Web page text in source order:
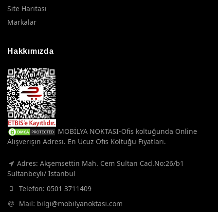
Site Haritası
Markalar
Hakkımızda
MOBİLYA NOKTASI-Ofis koltuğunda Online
Alışverişin Adresi. En Ucuz Ofis Koltuğu Fiyatları.
Adres: Akşemsettin Mah. Cem Sultan Cad.No:26/b1
Sultanbeyli/ İstanbul
Telefon: 0501 3711409
Mail: bilgi@mobilyanoktasi.com